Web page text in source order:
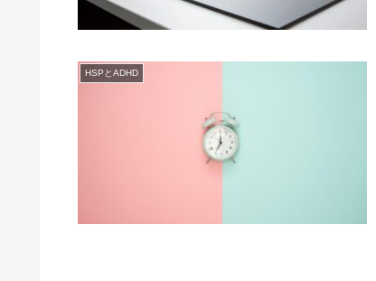
HSPとADHD